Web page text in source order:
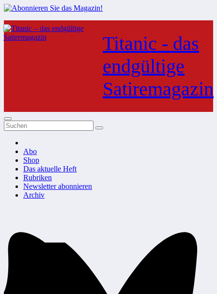
Zum
Inhalt
springen
Titanic - das
endgültige
Satiremagazin
Abo
Shop
Das aktuelle Heft
Rubriken
Newsletter abonnieren
Archiv